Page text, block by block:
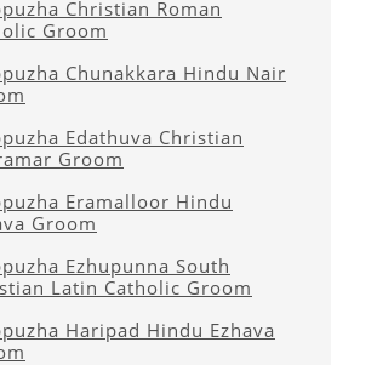
Christian Roman
Groom
Chunakkara Hindu Nair
Edathuva Christian
Groom
Eramalloor Hindu
Groom
Ezhupunna South
Latin Catholic Groom
Haripad Hindu Ezhava